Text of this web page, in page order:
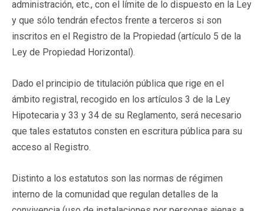
administración, etc., con el límite de lo dispuesto en la Ley
y que sólo tendrán efectos frente a terceros si son
inscritos en el Registro de la Propiedad (artículo 5 de la
Ley de Propiedad Horizontal).
Dado el principio de titulación pública que rige en el
ámbito registral, recogido en los artículos 3 de la Ley
Hipotecaria y 33 y 34 de su Reglamento, será necesario
que tales estatutos consten en escritura pública para su
acceso al Registro.
Distinto a los estatutos son las normas de régimen
interno de la comunidad que regulan detalles de la